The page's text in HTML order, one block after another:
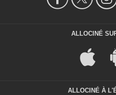
ALLOCINÉ
ALLOCINÉ À